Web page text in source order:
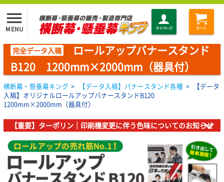
menu
MENU マイページ カート
完全データ入稿
ロールアップバナースタンド
B120 1200mm×2000mm（器具付）
横断幕・懸垂幕キング > 【データ入稿】バナースタンド各種 >
【データ
入稿】オリジナルロールアップバナースタンドB120
1200mm×2000mm（器具付）
【重要】ターポリン｜印刷機変更に伴う色味についてのお知らせ